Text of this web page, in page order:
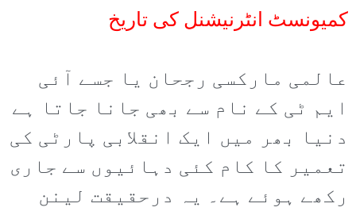
کمیونسٹ انٹرنیشنل کی تاریخ
عالمی مارکسی رجحان یا جسے آئی
ایم ٹی کے نام سے بھی جانا جاتا ہے
دنیا بھر میں ایک انقلابی پارٹی کی
تعمیر کا کام کئی دہائیوں سے جاری
رکھے ہوئے ہے۔ یہ درحقیقت لینن